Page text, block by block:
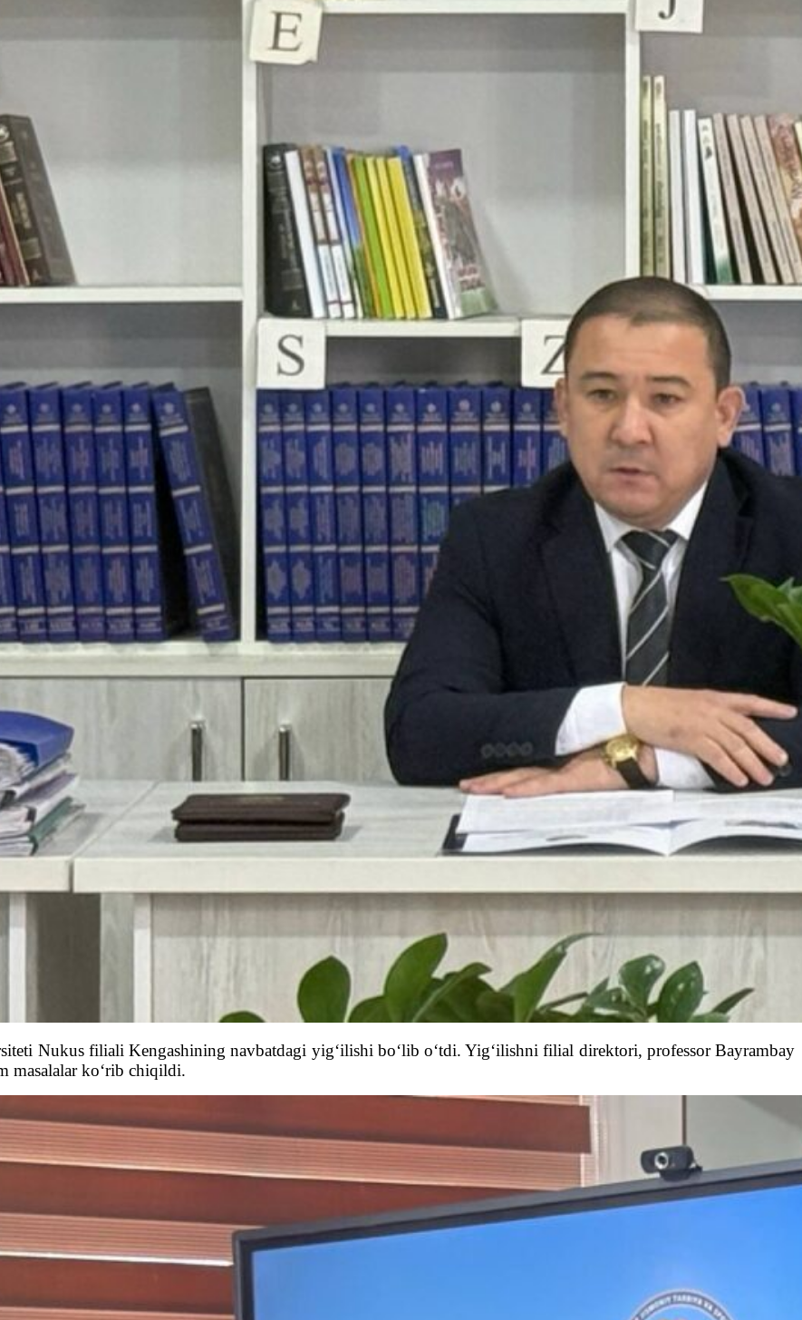
Nukus filiali Kengashining navbatdagi yig‘ilishi bo‘lib o‘tdi. Yig‘ilishni filial direktori, professor Bayrambay
masalalar ko‘rib chiqildi.